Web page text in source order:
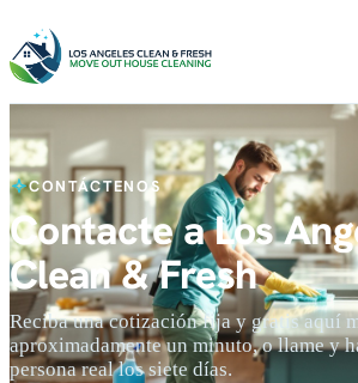
CONTÁCTENOS
Contacte a Los
Clean & Fresh
Reciba una cotización fija y gratis aquí
aproximadamente un minuto, o llame y
persona real los siete días.